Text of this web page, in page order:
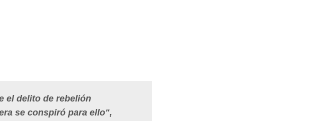
el delito de rebelión
se conspiró para ello",